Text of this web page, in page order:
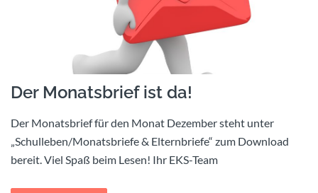
Der Monatsbrief ist da!
Der Monatsbrief für den Monat Dezember steht unter
„Schulleben/Monatsbriefe & Elternbriefe“ zum Download
bereit. Viel Spaß beim Lesen! Ihr EKS-Team